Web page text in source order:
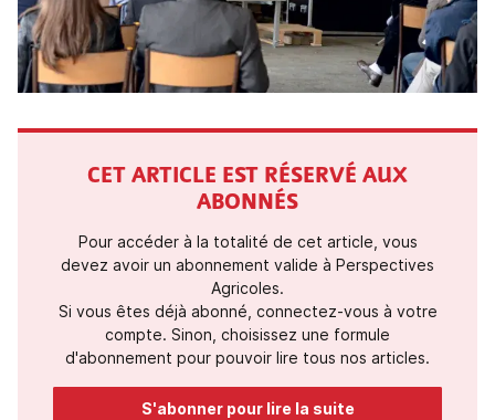
CET ARTICLE EST RÉSERVÉ AUX
ABONNÉS
Pour accéder à la totalité de cet article, vous
devez avoir un abonnement valide à Perspectives
Agricoles.
Si vous êtes déjà abonné, connectez-vous à votre
compte. Sinon, choisissez une formule
d'abonnement pour pouvoir lire tous nos articles.
S'abonner pour lire la suite